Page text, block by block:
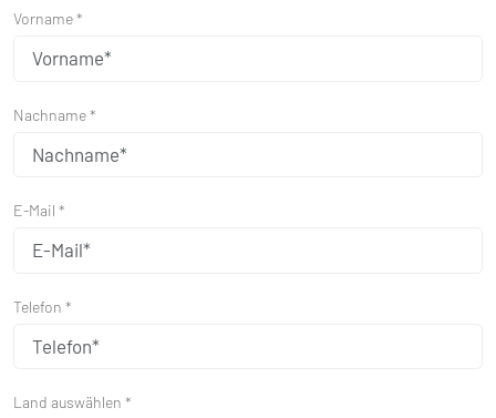
Vorname *
Nachname *
E-Mail *
Telefon *
Land auswählen *